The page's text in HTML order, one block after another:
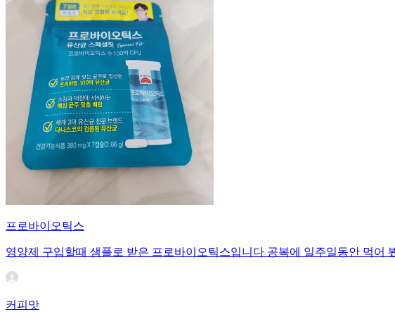
프로바이오틱스
영양제 구입할때 샘플로 받은 프로바이오틱스입니다 공복에 일주일동안 먹어
커피맛